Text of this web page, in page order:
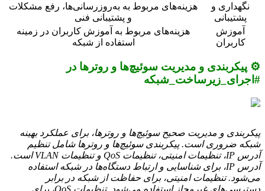
نگهداری و
پشتیبانی
هزینه‌های مربوط به به‌روزرسانی‌ها، رفع مشکلات
و پشتیبانی فنی
آموزش
کاربران
هزینه‌های مربوط به آموزش کاربران در زمینه
استفاده از شبکه
⚙️ پیکربندی و مدیریت سوئیچ‌ها و روترها در
#اجرای_زیرساخت_شبکه
پیکربندی و مدیریت صحیح سوئیچ‌ها و روترها، برای عملکرد بهینه
شبکه ضروری است. پیکربندی سوئیچ‌ها و روترها شامل تنظیم
آدرس IP، تنظیمات امنیتی، تنظیمات QoS و تنظیمات VLAN است.
آدرس IP، برای شناسایی و ارتباط دستگاه‌ها در شبکه استفاده
می‌شود. تنظیمات امنیتی، برای حفاظت از شبکه در برابر
دسترسی‌های غیرمجاز استفاده می‌شود. تنظیمات QoS، برای